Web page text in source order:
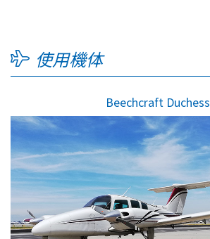
使用機体
Beechcraft Duchess